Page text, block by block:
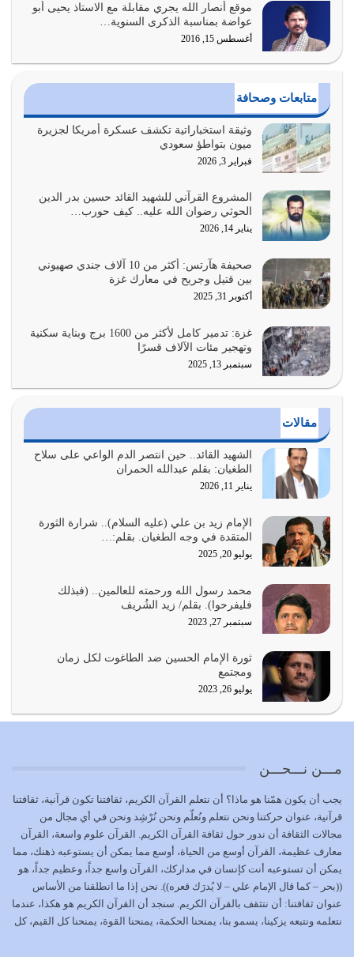
وعد الله تعالى من يُقتل في سبيله بالحياة الأبدية والرزق
والاستبشار والنجاة والخلود في…
يوليو 29, 2026
القرآن الكريم هو أهم مصدر لمعرفة رسول الله معرفة سيرته
معرفة شخصيته معرفة عظمته
يوليو 28, 2026
هل نحن من الصالحين؟ قيِّم نفسك هنا اترك القرآن على أصله
وأعرض نفسك، وأعرض ما لديك على…
يوليو 27, 2026
عندما يكون عدوك هو عدو الله معناه أن تكون نقاط الضعف
فيه كثيرة وسينصرك الله عليه إذا…
يوليو 26, 2026
أراد الله لهذه الأمة ان تكون خير امة أخرجت للناس بالنهوض
بالأمر بالمعروف والنهي عن…
يوليو 25, 2026
الدين الذي شرعه الله لا يجوز أن يخضع لآرائنا وأهوائنا
أي أمة تتفرق في الدين وتتفرق في كيانها معناه أنها أصبحت
أمة عاجزة عن النهوض…
يوليو 23, 2026
بحبل الله جميعاً وليس كل…
يوليو 22, 2026
يشاء ويذل من يشاء
يوليو 21, 2026
كل زمان…
يوليو 19, 2026
الوظيفة عبارة عن مسؤولية يجب النهوض بها كما ينبغي لكي
وَالْمُنْفِقِينَ…
يوليو 17, 2026
الاعتصام بحبل الله أمر إلهي للمؤمنين وهو بمثابة سبب بينهم
وبين الله يترتب عليه النصر…
يوليو 16, 2026
إما أن نحاول أن نكون من أولياء الله فيتم على أيدينا ضرب
موقع أنصار الله يجري مقابلة مع الاستاذ يحيى أبو
عواضة بمناسبة الذكرى السنوية…
أغسطس 15, 2016
متابعات وصحافة
وثيقة استخباراتية تكشف عسكرة أمريكا لجزيرة
ميون بتواطؤ سعودي
فبراير 3, 2026
المشروع القرآني للشهيد القائد حسين بدر الدين
الحوثي رضوان الله عليه.. كيف حورب…
يناير 14, 2026
صحيفة هآرتس: أكثر من 10 آلاف جندي صهيوني
بين قتيل وجريح في معارك غزة
أكتوبر 31, 2025
غزة: تدمير كامل لأكثر من 1600 برج وبناية سكنية
وتهجير مئات الآلاف قسرًا
سبتمبر 13, 2025
مقالات
الشهيد القائد.. حين انتصر الدم الواعي على سلاح
الطغيان: بقلم عبدالله الحمران
يناير 11, 2026
الإمام زيد بن علي (عليه السلام).. شرارة الثورة
المتقدة في وجه الطغيان. بقلم:…
يوليو 20, 2025
محمد رسول الله ورحمته للعالمين.. (فبذلك
فليفرحوا). بقلم/ زيد الشُريف
سبتمبر 27, 2023
ثورة الإمام الحسين ضد الطاغوت لكل زمان
ومجتمع
يوليو 26, 2023
مـــن نـــحـــن
يجب أن يكون همّنا هو ماذا؟ أن نتعلم القرآن الكريم، ثقافتنا تكون قرآنية، ثقافتنا
قرآنية، عنوان حركتنا ونحن نتعلم ونُعلّم ونحن نُرْشِد ونحن في أي مجال من
مجالات الثقافة أن ندور حول ثقافة القرآن الكريم. القرآن علوم واسعة، القرآن
معارف عظيمة، القرآن أوسع من الحياة، أوسع مما يمكن أن يستوعبه ذهنك، مما
يمكن أن تستوعبه أنت كإنسان في مداركك، القرآن واسع جداً، وعظيم جداً، هو
((بحر – كما قال الإمام علي – لا يُدرَك قعره)). نحن إذا ما انطلقنا من الأساس
عنوان ثقافتنا: أن نتثقف بالقرآن الكريم. سنجد أن القرآن الكريم هو هكذا، عندما
نتعلمه ونتبعه يزكينا، يسمو بنا، يمنحنا الحكمة، يمنحنا القوة، يمنحنا كل القيم، كل